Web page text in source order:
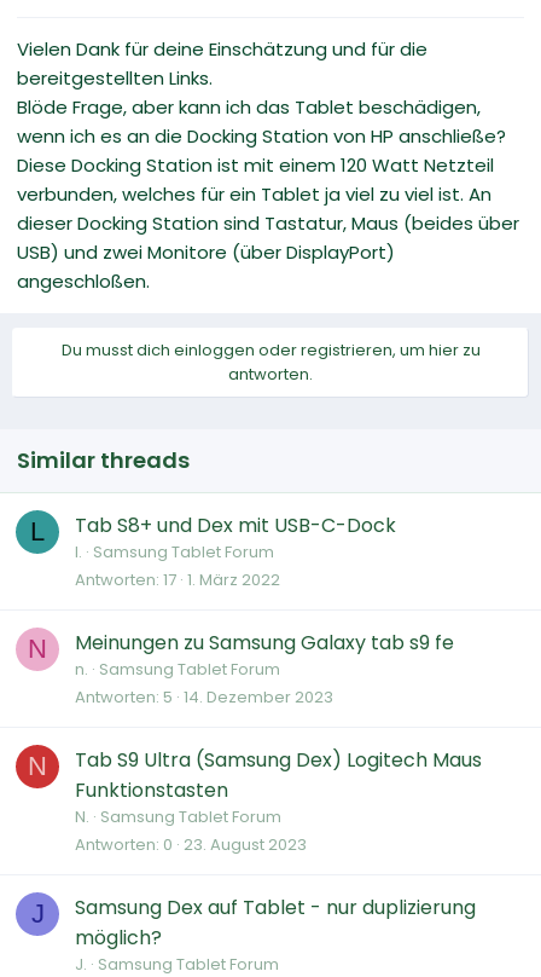
Vielen Dank für deine Einschätzung und für die
bereitgestellten Links.
Blöde Frage, aber kann ich das Tablet beschädigen,
wenn ich es an die Docking Station von HP anschließe?
Diese Docking Station ist mit einem 120 Watt Netzteil
verbunden, welches für ein Tablet ja viel zu viel ist. An
dieser Docking Station sind Tastatur, Maus (beides über
USB) und zwei Monitore (über DisplayPort)
angeschloßen.
Du musst dich einloggen oder registrieren, um hier zu
antworten.
Similar threads
L Tab S8+ und Dex mit USB-C-Dock
l. Samsung Tablet Forum
Antworten 17 1. März 2022
N Meinungen zu Samsung Galaxy tab s9 fe
n. Samsung Tablet Forum
Antworten 5 14. Dezember 2023
N
Tab S9 Ultra (Samsung Dex) Logitech Maus
Funktionstasten
N. Samsung Tablet Forum
Antworten 0 23. August 2023
J
Samsung Dex auf Tablet - nur duplizierung
möglich?
J. Samsung Tablet Forum